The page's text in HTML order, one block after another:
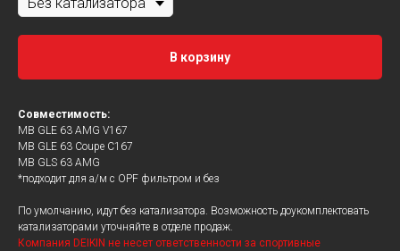
В корзину
Совместимость:
MB GLE 63 AMG V167
MB GLE 63 Coupe C167
MB GLS 63 AMG
*подходит для а/м с OPF фильтром и без
По умолчанию, идут без катализатора. Возможность доукомплектовать
катализаторами уточняйте в отделе продаж.
Компания DEIKIN не несет ответственности за спортивные